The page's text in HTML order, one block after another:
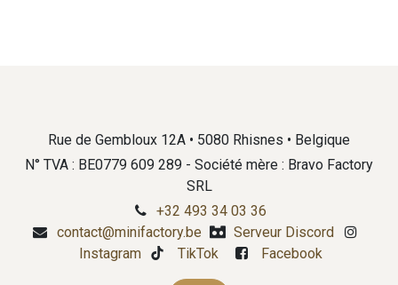
Rue de Gembloux 12A • 5080 Rhisnes • Belgique
N° TVA : BE0779 609 289 - Société mère : Bravo Factory
SRL
+32 493 34 03 36
contact@minifactory.be
Serveur Discord
Instagram
TikTok Facebook